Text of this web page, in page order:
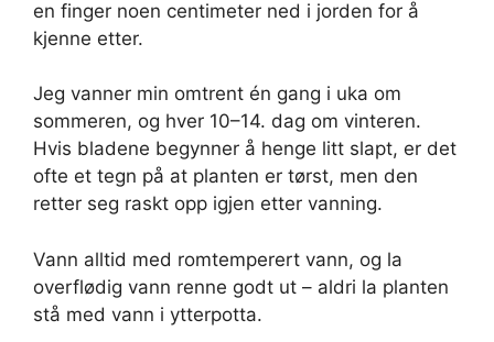
en finger noen centimeter ned i jorden for å
kjenne etter.
Jeg vanner min omtrent én gang i uka om
sommeren, og hver 10–14. dag om vinteren.
Hvis bladene begynner å henge litt slapt, er det
ofte et tegn på at planten er tørst, men den
retter seg raskt opp igjen etter vanning.
Vann alltid med romtemperert vann, og la
overflødig vann renne godt ut – aldri la planten
stå med vann i ytterpotta.